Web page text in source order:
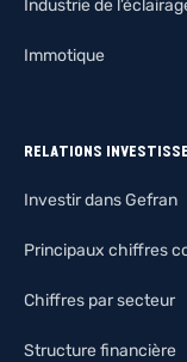
Industrie de
Immotique
RELATIONS
Investir dans Gefran
Principaux chiffres
Chiffres par secteur
Structure financière